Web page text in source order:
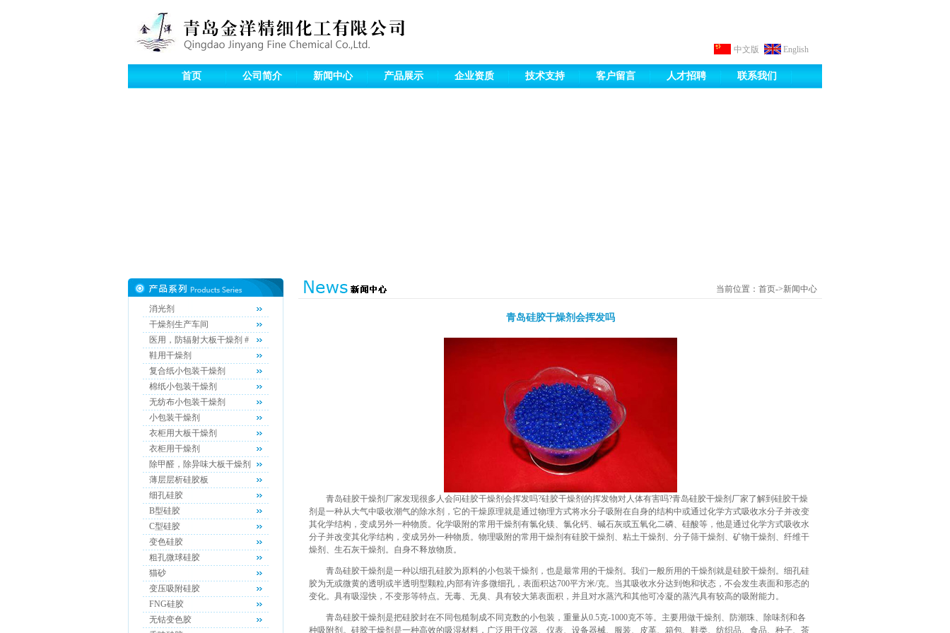
中文版 English
首页 公司简介 新闻中心 产品展示 企业资质 技术支持 客户留言 人才招聘 联系我们
消光剂
干燥剂生产车间
医用，防辐射大板干燥剂 #
鞋用干燥剂
复合纸小包装干燥剂
棉纸小包装干燥剂
无纺布小包装干燥剂
小包装干燥剂
衣柜用大板干燥剂
衣柜用干燥剂
除甲醛，除异味大板干燥剂
薄层层析硅胶板
细孔硅胶
B型硅胶
C型硅胶
变色硅胶
粗孔微球硅胶
猫砂
变压吸附硅胶
FNG硅胶
无钴变色胶
当前位置：首页->新闻中心
青岛硅胶干燥剂会挥发吗
青岛硅胶干燥剂厂家发现很多人会问硅胶干燥剂会挥发吗?硅胶干燥剂的挥发物对人体有害吗?青岛硅胶干燥剂厂家了解到硅胶干燥
剂是一种从大气中吸收潮气的除水剂，它的干燥原理就是通过物理方式将水分子吸附在自身的结构中或通过化学方式吸收水分子并改变
其化学结构，变成另外一种物质。化学吸附的常用干燥剂有氯化镁、氯化钙、碱石灰或五氧化二磷、硅酸等，他是通过化学方式吸收水
分子并改变其化学结构，变成另外一种物质。物理吸附的常用干燥剂有硅胶干燥剂、粘土干燥剂、分子筛干燥剂、矿物干燥剂、纤维干
燥剂、生石灰干燥剂。自身不释放物质。
青岛硅胶干燥剂是一种以细孔硅胶为原料的小包装干燥剂，也是最常用的干燥剂。我们一般所用的干燥剂就是硅胶干燥剂。细孔硅
胶为无或微黄的透明或半透明型颗粒,内部有许多微细孔，表面积达700平方米/克。当其吸收水分达到饱和状态，不会发生表面和形态的
变化。具有吸湿快，不变形等特点。无毒、无臭、具有较大第表面积，并且对水蒸汽和其他可冷凝的蒸汽具有较高的吸附能力。
青岛硅胶干燥剂是把硅胶封在不同包糙制成不同克数的小包装，重量从0.5克-1000克不等。主要用做干燥剂、防潮珠、除味剂和各
种吸附剂。硅胶干燥剂是一种高效的吸湿材料，广泛用于仪器、仪表、设备器械、服装、皮革、箱包、鞋类、纺织品、食品、种子、茶